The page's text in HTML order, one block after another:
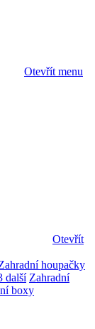
Otevřít menu
Otevřít
houpačky
další Zahradní
boxy